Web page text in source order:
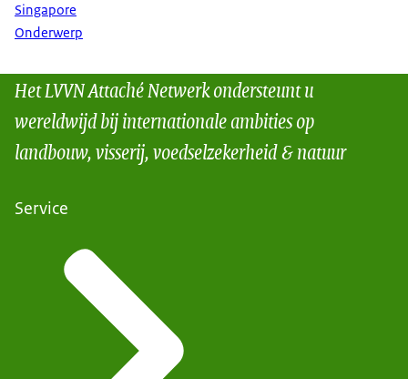
Singapore
Onderwerp
Het LVVN Attaché Netwerk ondersteunt u
wereldwijd bij internationale ambities op
landbouw, visserij, voedselzekerheid & natuur
Service